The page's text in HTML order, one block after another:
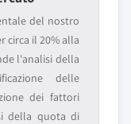
del nostro
circa il 20% alla
l'analisi della
delle
dei fattori
della quota di